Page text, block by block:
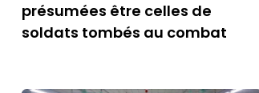
présumées être celles de
soldats tombés au combat